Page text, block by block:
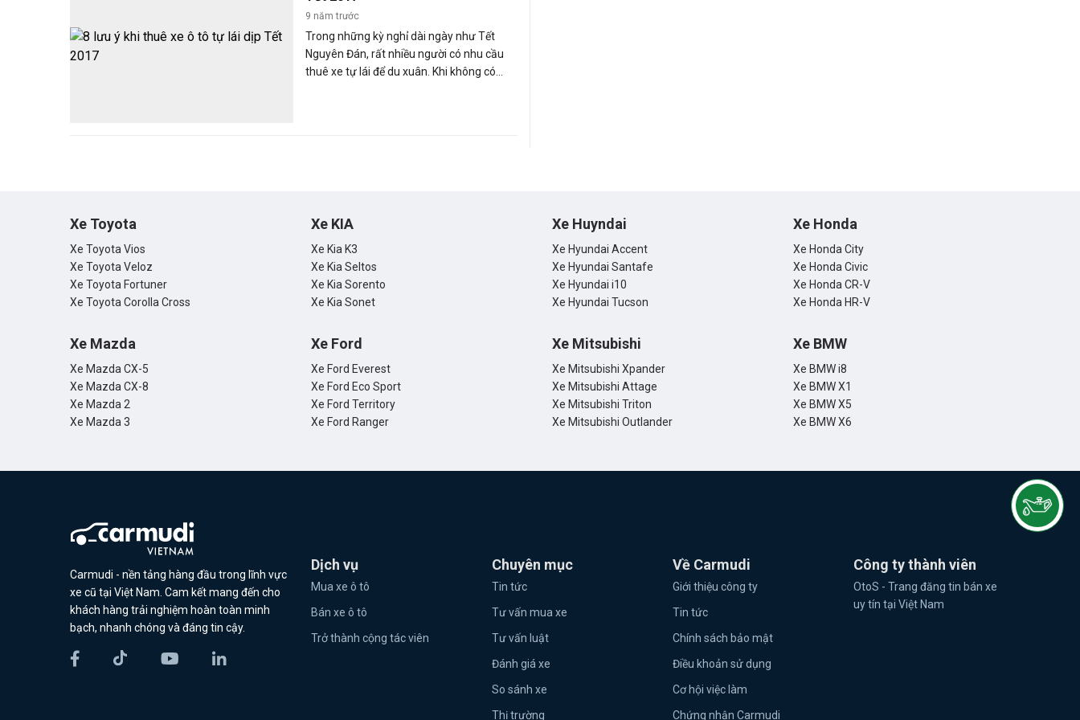
9 năm trước
Trong những kỳ nghỉ dài ngày như Tết
Nguyên Đán, rất nhiều người có nhu cầu
thuê xe tự lái để du xuân. Khi không có
đền bù không thỏa đáng khi trả xe.
Xe Toyota
Xe Toyota Vios
Xe Toyota Veloz
Xe Toyota Fortuner
Xe Toyota Corolla Cross
Xe KIA
Xe Kia K3
Xe Kia Seltos
Xe Kia Sorento
Xe Kia Sonet
Xe Huyndai
Xe Hyundai Accent
Xe Hyundai Santafe
Xe Hyundai i10
Xe Hyundai Tucson
Xe Honda
Xe Honda City
Xe Honda Civic
Xe Honda CR-V
Xe Honda HR-V
Xe Mazda
Xe Mazda CX-5
Xe Mazda CX-8
Xe Mazda 2
Xe Mazda 3
Xe Ford
Xe Ford Everest
Xe Ford Eco Sport
Xe Ford Territory
Xe Ford Ranger
Xe Mitsubishi
Xe Mitsubishi Xpander
Xe Mitsubishi Attage
Xe Mitsubishi Triton
Xe Mitsubishi Outlander
Xe BMW
Xe BMW i8
Xe BMW X1
Xe BMW X5
Xe BMW X6
Carmudi - nền tảng hàng đầu trong lĩnh vực
xe cũ tại Việt Nam. Cam kết mang đến cho
khách hàng trải nghiệm hoàn toàn minh
bạch, nhanh chóng và đáng tin cậy.
Dịch vụ
Mua xe ô tô
Bán xe ô tô
Trở thành cộng tác viên
Chuyên mục
Tin tức
Tư vấn mua xe
Tư vấn luật
Đánh giá xe
So sánh xe
Thị trường
Về Carmudi
Giới thiệu công ty
Tin tức
Chính sách bảo mật
Điều khoản sử dụng
Cơ hội việc làm
Chứng nhận Carmudi
Công ty thành viên
OtoS - Trang đăng tin bán xe
uy tín tại Việt Nam